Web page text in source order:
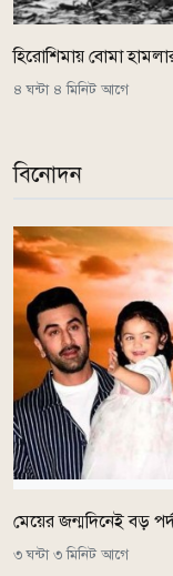
হিরোশিমায় বোমা
৪ ঘন্টা ৪ মিনিট আগে
বিনোদন
মেয়ের জন্মদিনেই বড়
৩ ঘন্টা ৩ মিনিট আগে